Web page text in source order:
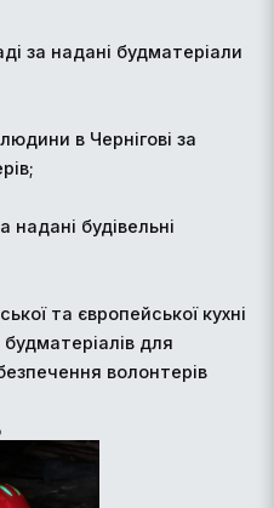
за надані будматеріали
в Чернігові за
надані будівельні
та європейської кухні
для
волонтерів